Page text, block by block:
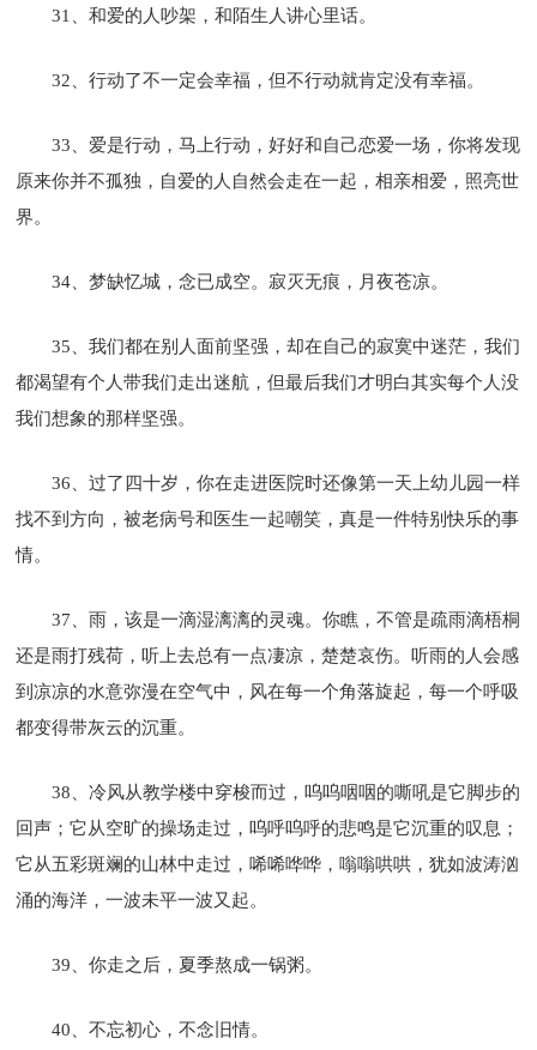
31、和爱的人吵架，和陌生人讲心里话。
32、行动了不一定会幸福，但不行动就肯定没有幸福。
33、爱是行动，马上行动，好好和自己恋爱一场，你将发现
原来你并不孤独，自爱的人自然会走在一起，相亲相爱，照亮世
界。
34、梦缺忆城，念已成空。寂灭无痕，月夜苍凉。
35、我们都在别人面前坚强，却在自己的寂寞中迷茫，我们
都渴望有个人带我们走出迷航，但最后我们才明白其实每个人没
我们想象的那样坚强。
36、过了四十岁，你在走进医院时还像第一天上幼儿园一样
找不到方向，被老病号和医生一起嘲笑，真是一件特别快乐的事
情。
37、雨，该是一滴湿漓漓的灵魂。你瞧，不管是疏雨滴梧桐
还是雨打残荷，听上去总有一点凄凉，楚楚哀伤。听雨的人会感
到凉凉的水意弥漫在空气中，风在每一个角落旋起，每一个呼吸
都变得带灰云的沉重。
38、冷风从教学楼中穿梭而过，呜呜咽咽的嘶吼是它脚步的
回声；它从空旷的操场走过，呜呼呜呼的悲鸣是它沉重的叹息；
它从五彩斑斓的山林中走过，唏唏哗哗，嗡嗡哄哄，犹如波涛汹
涌的海洋，一波未平一波又起。
39、你走之后，夏季熬成一锅粥。
40、不忘初心，不念旧情。